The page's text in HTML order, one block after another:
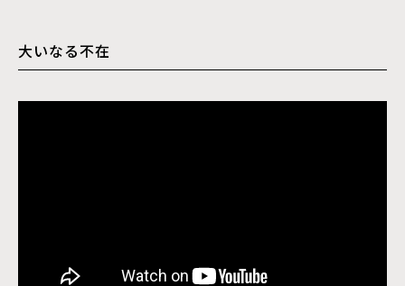
大いなる不在